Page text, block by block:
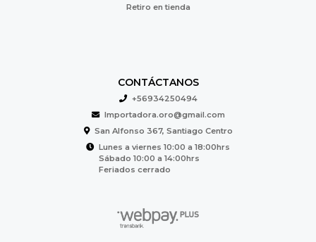
Retiro en tienda
CONTÁCTANOS
+56934250494
Importadora.oro@gmail.com
San Alfonso 367, Santiago Centro
Lunes a viernes 10:00 a 18:00hrs
Sábado 10:00 a 14:00hrs
Feriados cerrado